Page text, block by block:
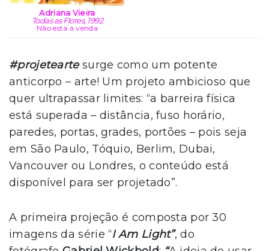
Adriana Vieira
Todas as Flores, 1992
Não está à venda
#projeteartesurge como um potente
anticorpo – arte! Um projeto ambicioso que
quer ultrapassar limites: “a barreira física
está superada – distância, fuso horário,
paredes, portas, grades, portões – pois seja
em São Paulo, Tóquio, Berlim, Dubai,
Vancouver ou Londres, o conteúdo está
disponível para ser projetado”.
A primeira projeção é composta por 30
imagens da série “I Am Light”, do